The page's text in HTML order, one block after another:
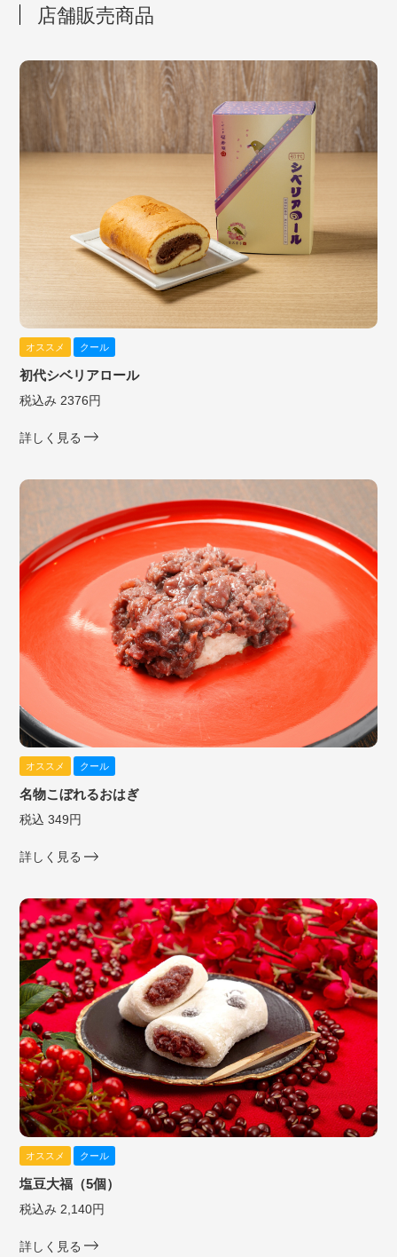
店舗販売商品
オススメ クール
初代シベリアロール
税込み 2376円
詳しく見る
オススメ クール
名物こぼれるおはぎ
税込 349円
詳しく見る
オススメ クール
塩豆大福（5個）
税込み 2,140円
詳しく見る